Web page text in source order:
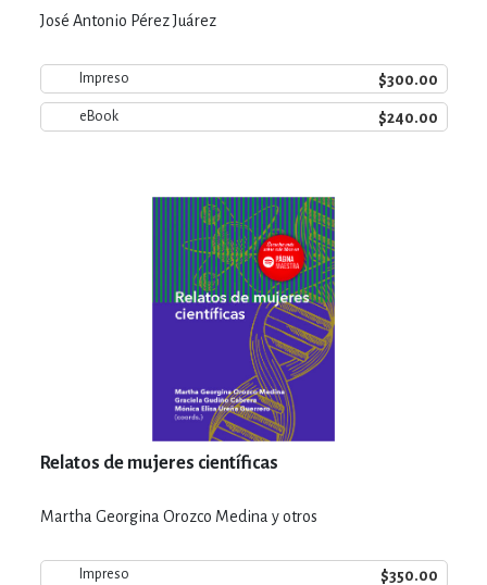
José Antonio Pérez Juárez
Impreso $300.00
eBook $240.00
Relatos de mujeres científicas
Martha Georgina Orozco Medina y otros
Impreso $350.00